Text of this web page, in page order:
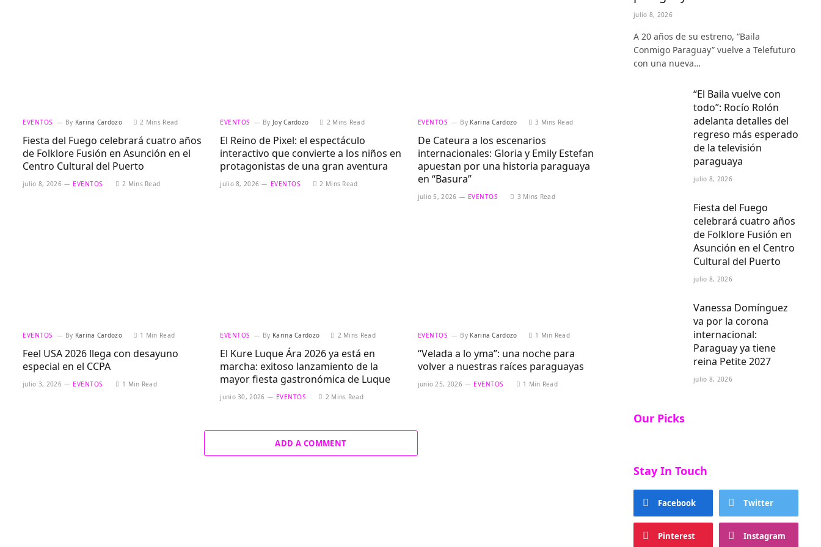
EVENTOS By Karina Cardozo 2 Mins Read
Fiesta del Fuego celebrará cuatro años
de Folklore Fusión en Asunción en el
Centro Cultural del Puerto
julio 8, 2026 EVENTOS 2 Mins Read
EVENTOS By Joy Cardozo 2 Mins Read
El Reino de Pixel: el espectáculo
interactivo que convierte a los niños en
protagonistas de una gran aventura
julio 8, 2026 EVENTOS 2 Mins Read
EVENTOS By Karina Cardozo 3 Mins Read
De Cateura a los escenarios
internacionales: Gloria y Emily Estefan
apuestan por una historia paraguaya
en “Basura”
julio 5, 2026 EVENTOS 3 Mins Read
EVENTOS By Karina Cardozo 1 Min Read
Feel USA 2026 llega con desayuno
especial en el CCPA
julio 3, 2026 EVENTOS 1 Min Read
EVENTOS By Karina Cardozo 2 Mins Read
El Kure Luque Ára 2026 ya está en
marcha: exitoso lanzamiento de la
mayor fiesta gastronómica de Luque
junio 30, 2026 EVENTOS 2 Mins Read
EVENTOS By Karina Cardozo 1 Min Read
“Velada a lo yma”: una noche para
volver a nuestras raíces paraguayas
junio 25, 2026 EVENTOS 1 Min Read
ADD A COMMENT
julio 8, 2026
A 20 años de su estreno, “Baila
Conmigo Paraguay” vuelve a Telefuturo
con una nueva…
“El Baila vuelve con
todo”: Rocío Rolón
adelanta detalles del
regreso más esperado
de la televisión
paraguaya
julio 8, 2026
Fiesta del Fuego
celebrará cuatro años
de Folklore Fusión en
Asunción en el Centro
Cultural del Puerto
julio 8, 2026
Vanessa Domínguez
va por la corona
internacional:
Paraguay ya tiene
reina Petite 2027
julio 8, 2026
Our Picks
Stay In Touch
Facebook Twitter
Pinterest Instagram